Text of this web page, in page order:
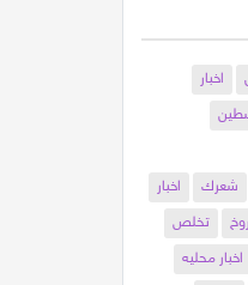
اخبار
شعرك
اخبار
تخلص
اخبار محليه